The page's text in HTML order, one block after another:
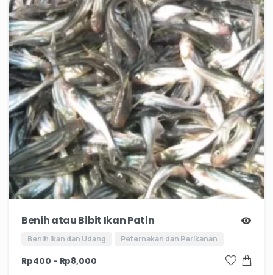
Benih atau Bibit Ikan Patin
Benih Ikan dan Udang Peternakan dan Perikanan
Rp400 – Rp8,000